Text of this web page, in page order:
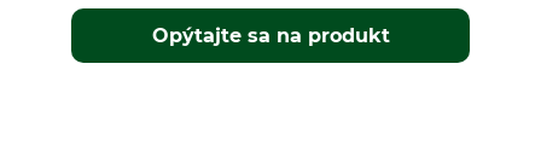
Opýtajte sa na produkt